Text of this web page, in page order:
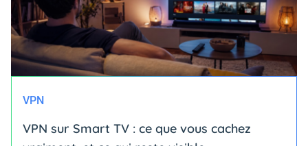
VPN
VPN sur Smart TV : ce que vous cachez